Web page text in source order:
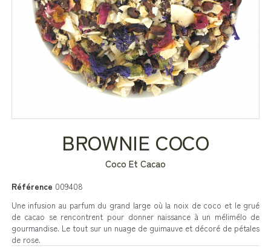
BROWNIE COCO
Coco Et Cacao
Référence 009408
Une infusion au parfum du grand large où la noix de coco et le grué
de cacao se rencontrent pour donner naissance à un mélimélo de
gourmandise. Le tout sur un nuage de guimauve et décoré de pétales
de rose.